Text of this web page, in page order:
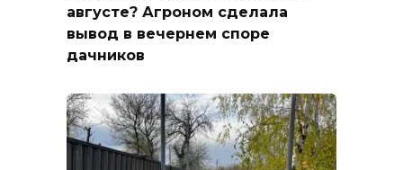
августе? Агроном сделала
вывод в вечернем споре
дачников